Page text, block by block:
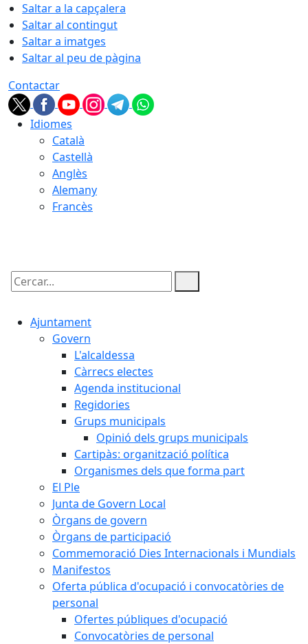
Saltar a la capçalera
Saltar al contingut
Saltar a imatges
Saltar al peu de pàgina
Contactar
Idiomes
Català
Castellà
Anglès
Alemany
Francès
Cercar:
Ajuntament
Govern
L'alcaldessa
Càrrecs electes
Agenda institucional
Regidories
Grups municipals
Opinió dels grups municipals
Cartipàs: organització política
Organismes dels que forma part
El Ple
Junta de Govern Local
Òrgans de govern
Òrgans de participació
Commemoració Dies Internacionals i Mundials
Manifestos
Oferta pública d'ocupació i convocatòries de
personal
Ofertes públiques d'ocupació
Convocatòries de personal